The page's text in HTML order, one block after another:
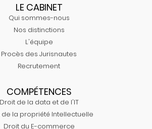
LE CABINET
Qui sommes-nous
Nos distinctions
L'équipe
Procès des Jurisnautes
Recrutement
COMPÉTENCES
Droit de la data et de l'IT
de la propriété Intellectuelle
Droit du E-commerce